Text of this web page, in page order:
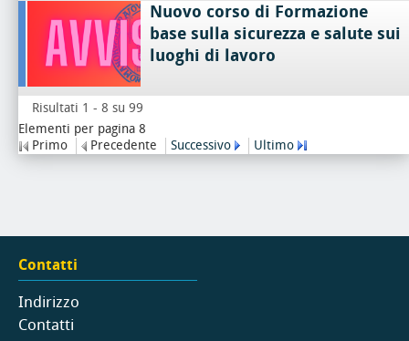
Nuovo corso di Formazione
base sulla sicurezza e salute sui
luoghi di lavoro
Risultati 1 - 8 su 99
Elementi per pagina 8
Primo
Precedente Successivo Ultimo
Contatti
Indirizzo
Contatti